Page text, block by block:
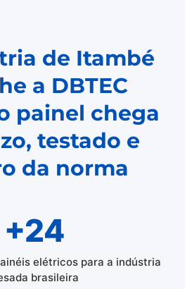
de Itambé
a DBTEC
painel chega
testado e
da norma
+24
elétricos para a indústria
brasileira